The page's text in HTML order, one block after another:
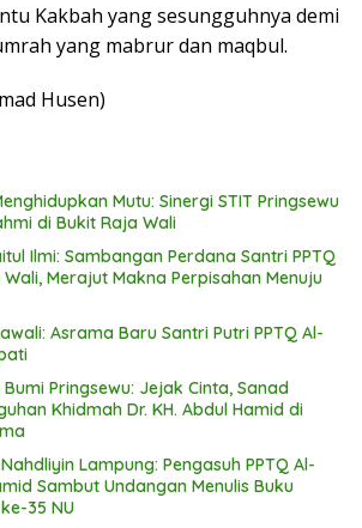
Kakbah yang sesungguhnya demi
yang mabrur dan maqbul.
Husen)
Mutu: Sinergi STIT Pringsewu
di Bukit Raja Wali
Ilmi: Sambangan Perdana Santri PPTQ
Merajut Makna Perpisahan Menuju
Asrama Baru Santri Putri PPTQ Al-
Pringsewu: Jejak Cinta, Sanad
Khidmah Dr. KH. Abdul Hamid di
Lampung: Pengasuh PPTQ Al-
Sambut Undangan Menulis Buku
35 NU